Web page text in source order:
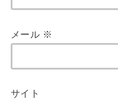
メール ※
サイト